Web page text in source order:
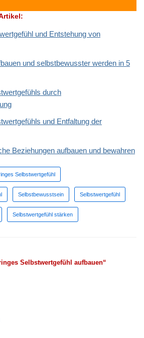
und Entstehung von
und selbstbewusster werden in 5
durch
und Entfaltung der
Beziehungen aufbauen und bewahren
Selbstwertgefühl
Selbstbewusstsein Selbstwertgefühl
Selbstwertgefühl stärken
Selbstwertgefühl aufbauen“